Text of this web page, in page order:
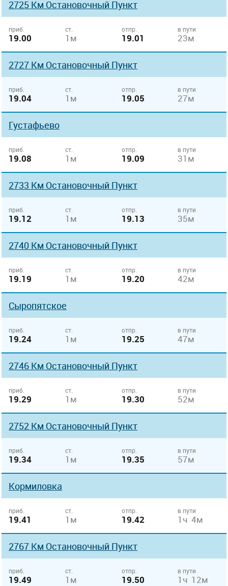
2725 Км Остановочный Пункт
приб.
19.00
ст.
1м
отпр.
19.01
в пути
23м
2727 Км Остановочный Пункт
приб.
19.04
ст.
1м
отпр.
19.05
в пути
27м
Густафьево
приб.
19.08
ст.
1м
отпр.
19.09
в пути
31м
2733 Км Остановочный Пункт
приб.
19.12
ст.
1м
отпр.
19.13
в пути
35м
2740 Км Остановочный Пункт
приб.
19.19
ст.
1м
отпр.
19.20
в пути
42м
Сыропятское
приб.
19.24
ст.
1м
отпр.
19.25
в пути
47м
2746 Км Остановочный Пункт
приб.
19.29
ст.
1м
отпр.
19.30
в пути
52м
2752 Км Остановочный Пункт
приб.
19.34
ст.
1м
отпр.
19.35
в пути
57м
Кормиловка
приб.
19.41
ст.
1м
отпр.
19.42
в пути
1ч 4м
2767 Км Остановочный Пункт
приб.
19.49
ст.
1м
отпр.
19.50
в пути
1ч 12м